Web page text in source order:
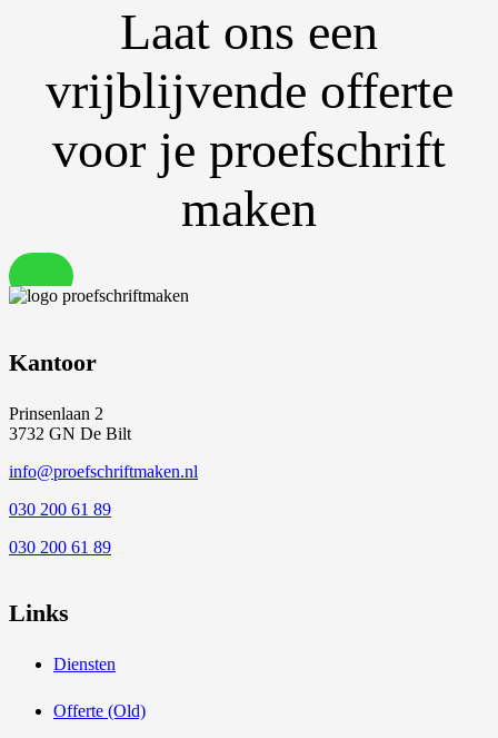
Laat ons een
vrijblijvende offerte
voor je proefschrift
maken
Kantoor
Prinsenlaan 2
3732 GN De Bilt
info@proefschriftmaken.nl
030 200 61 89
030 200 61 89
Links
Diensten
Offerte (Old)